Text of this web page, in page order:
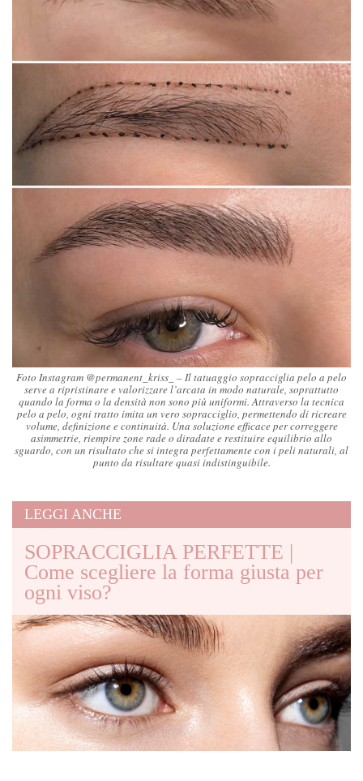
Foto Instagram @permanent_kriss_ – Il tatuaggio sopracciglia pelo a pelo
serve a ripristinare e valorizzare l’arcata in modo naturale, soprattutto
quando la forma o la densità non sono più uniformi. Attraverso la tecnica
pelo a pelo, ogni tratto imita un vero sopracciglio, permettendo di ricreare
volume, definizione e continuità. Una soluzione efficace per correggere
asimmetrie, riempire zone rade o diradate e restituire equilibrio allo
sguardo, con un risultato che si integra perfettamente con i peli naturali, al
punto da risultare quasi indistinguibile.
LEGGI ANCHE
SOPRACCIGLIA PERFETTE |
Come scegliere la forma giusta per
ogni viso?